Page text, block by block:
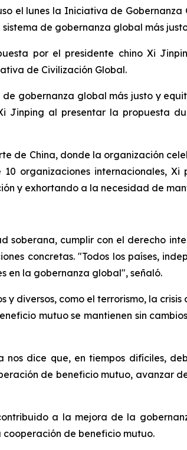
el lunes la Iniciativa de
de gobernanza global más
por el presidente chino Xi
de Civilización Global.
gobernanza global más justo y
al presentar la propuesta
de China, donde la organización
organizaciones internacionales, Xi
y exhortando a la necesidad de
soberana, cumplir con el derecho
concretas. "Todos los países,
en la gobernanza global", señaló.
diversos, como el terrorismo, la
mutuo se mantienen sin
dice que, en tiempos difíciles,
de beneficio mutuo, avanzar
a la mejora de la
de beneficio mutuo.